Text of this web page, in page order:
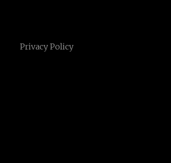
Privacy Policy